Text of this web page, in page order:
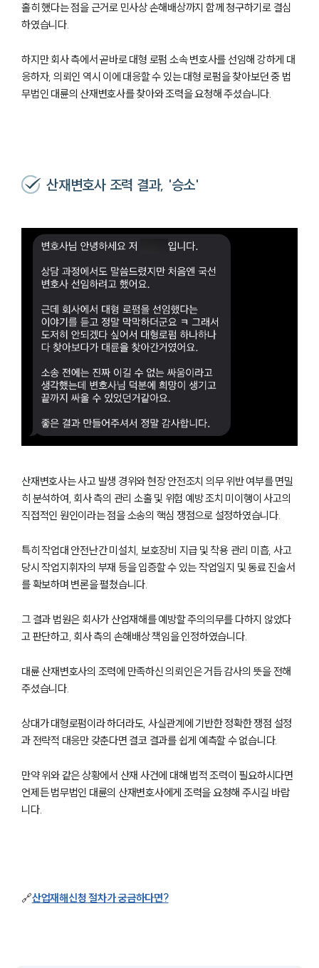
그룹소개
그룹소개
오시는 길
글로벌 파트너 로펌
고객의 소리
주요 업무사례
홀히 했다는 점을 근거로 민사상 손해배상까지 함께 청구하기로 결심
하였습니다.
하지만 회사 측에서 곧바로 대형 로펌 소속 변호사를 선임해 강하게 대
응하자, 의뢰인 역시 이에 대응할 수 있는 대형 로펌을 찾아보던 중 법
무법인 대륜의 산재변호사를 찾아와 조력을 요청해 주셨습니다.
산재변호사 조력 결과, '승소'
산재변호사는 사고 발생 경위와 현장 안전조치 의무 위반 여부를 면밀
히 분석하여, 회사 측의 관리 소홀 및 위험 예방 조치 미이행이 사고의
직접적인 원인이라는 점을 소송의 핵심 쟁점으로 설정하였습니다.
특히 작업대 안전난간 미설치, 보호장비 지급 및 착용 관리 미흡, 사고
당시 작업지휘자의 부재 등을 입증할 수 있는 작업일지 및 동료 진술서
를 확보하며 변론을 펼쳤습니다.
그 결과 법원은 회사가 산업재해를 예방할 주의의무를 다하지 않았다
고 판단하고, 회사 측의 손해배상 책임을 인정하였습니다.
대륜 산재변호사의 조력에 만족하신 의뢰인은 거듭 감사의 뜻을 전해
주셨습니다.
상대가 대형로펌이라 하더라도, 사실관계에 기반한 정확한 쟁점 설정
과 전략적 대응만 갖춘다면 결코 결과를 쉽게 예측할 수 없습니다.
만약 위와 같은 상황에서 산재 사건에 대해 법적 조력이 필요하시다면
언제든 법무법인 대륜의 산재변호사에게 조력을 요청해 주시길 바랍
니다.
🔗산업재해신청 절차가 궁금하다면?